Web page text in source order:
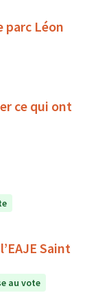
parc Léon
ce qui ont
Saint
au vote